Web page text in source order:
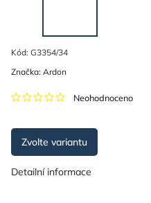
Kód: G3354/34
Neohodnoceno
Značka: Ardon
Zvolte variantu
Detailní informace